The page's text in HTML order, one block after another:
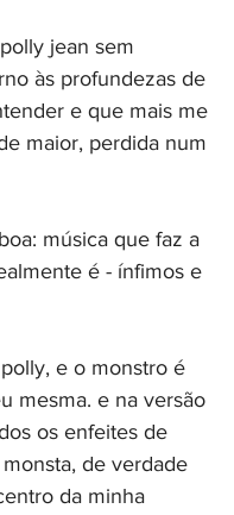
jean sem
às profundezas de
e que mais me
maior, perdida num
música que faz a
é - ínfimos e
e o monstro é
mesma. e na versão
os enfeites de
de verdade
da minha